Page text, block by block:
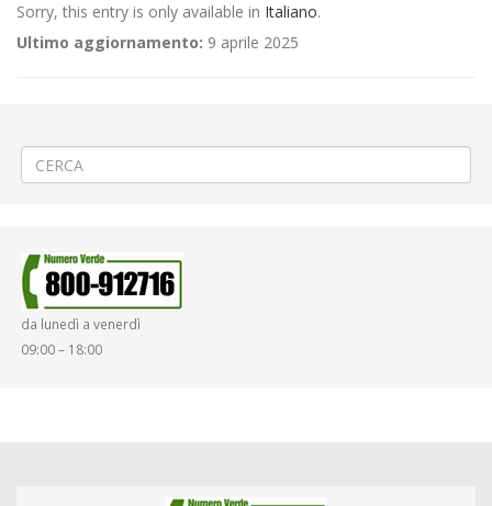
Sorry, this entry is only available in Italiano.
Ultimo aggiornamento: 9 aprile 2025
da lunedì a venerdì
09:00 – 18:00